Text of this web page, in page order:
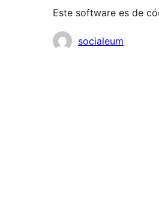
Este software es de
Colaboradores
socialeum